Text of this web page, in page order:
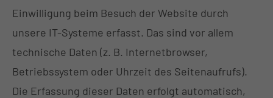
adipiscing elit.
Aenean commodo ligula eget dolor. Aenean
massa. Cum sociis natoque penatibus et magnis
dis parturient montes, nascetur ridiculus mus.
Einwilligung beim Besuch der Website durch
unsere IT-Systeme erfasst. Das sind vor allem
technische Daten (z. B. Internetbrowser,
Betriebssystem oder Uhrzeit des Seitenaufrufs).
Die Erfassung dieser Daten erfolgt automatisch,